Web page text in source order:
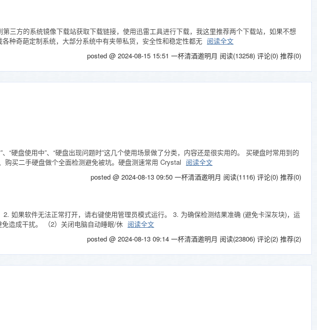
三方的系统镜像下载站获取下载链接，使用迅雷工具进行下载，我这里推荐两个下载站，如果不想
种奇葩定制系统，大部分系统中有夹带私货，安全性和稳定性都无 阅读全文
posted @ 2024-08-15 15:51 一杯清酒邀明月 阅读(13258) 评论(0) 推荐(0)
“硬盘使用中”、“硬盘出现问题时”这几个使用场景做了分类，内容还是很实用的。 买硬盘时常用到的
买二手硬盘做个全面检测避免被坑。硬盘测速常用 Crystal 阅读全文
posted @ 2024-08-13 09:50 一杯清酒邀明月 阅读(1116) 评论(0) 推荐(0)
如果软件无法正常打开，请右键使用管理员模式运行。 3. 为确保检测结果准确 (避免卡深灰块)，运
造成干扰。 （2）关闭电脑自动睡眠/休 阅读全文
posted @ 2024-08-13 09:14 一杯清酒邀明月 阅读(23806) 评论(2) 推荐(2)